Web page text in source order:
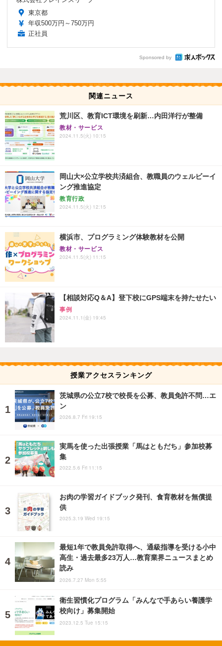
東京都
年収500万円～750万円
正社員
Sponsored by
関連ニュース
荒川区、教育ICT環境を刷新…内田洋行が整備
教材・サービス
2024.11.5(火) 10:15
岡山大×公立学校共済組合、教職員のウェルビーイ
ング推進協定
教育行政
2024.11.5(火) 12:15
横浜市、プログラミング体験教材を公開
教材・サービス
2024.11.5(火) 11:15
【相談対応Q＆A】登下校にGPS端末を持たせたい
事例
2024.11.1(金) 19:45
授業アクセスランキング
茨城県の公立7校で校長を公募、教員免許不問…エ
ン
2026.8.7 Fri 19:15
実馬を使った出張授業「馬はともだち」参加校募
集
2022.5.6 Fri 11:15
お肉の学習ガイドブック発刊、食育教材を無償提
供
2025.3.19 Wed 19:15
最短1年で教員免許取得へ、通級指導を受ける小中
高生・過去最多23万人…教育業界ニュースまとめ
読み
2026.7.27 Mon 5:55
衛生習慣化プログラム「みんなで手あらい養護学
校向け」募集開始
2023.12.5 Tue 15:15